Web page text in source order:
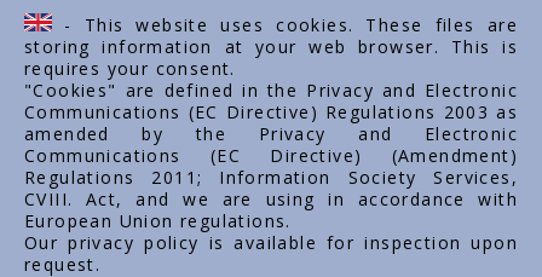
Kontakt
Karijera
- This website uses cookies. These files are
storing information at your web browser. This is
requires your consent.
"Cookies" are defined in the Privacy and Electronic
Communications (EC Directive) Regulations 2003 as
amended by the Privacy and Electronic
Communications (EC Directive) (Amendment)
Regulations 2011; Information Society Services,
CVIII. Act, and we are using in accordance with
European Union regulations.
Our privacy policy is available for inspection upon
request.